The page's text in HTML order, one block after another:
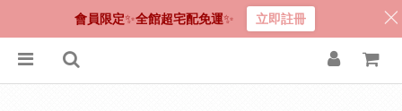
會員限定✨全館超宅配免運✨ 立即註冊